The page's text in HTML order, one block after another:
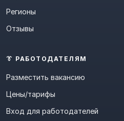
Регионы
Отзывы
👔 РАБОТОДАТЕЛЯМ
Разместить вакансию
Цены/тарифы
Вход для работодателей